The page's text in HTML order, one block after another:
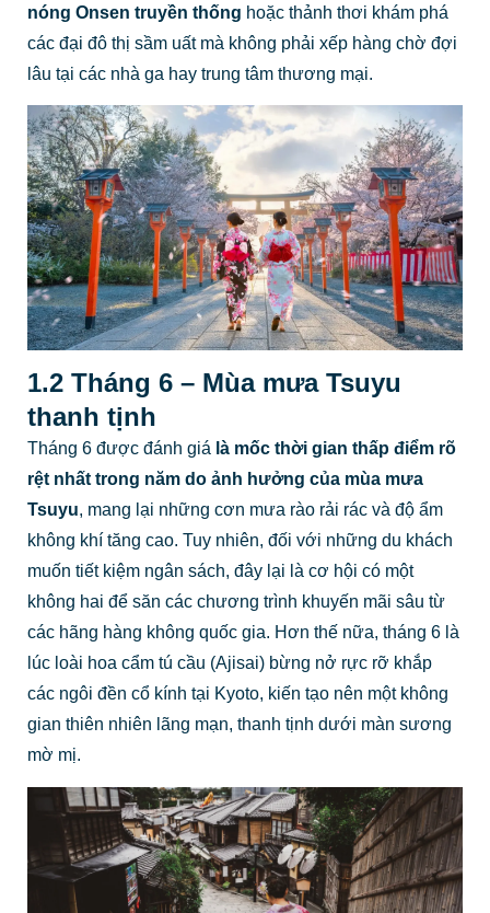
nóng Onsen truyền thống hoặc thảnh thơi khám phá
các đại đô thị sầm uất mà không phải xếp hàng chờ đợi
lâu tại các nhà ga hay trung tâm thương mại.
1.2 Tháng 6 – Mùa mưa Tsuyu
thanh tịnh
Tháng 6 được đánh giá là mốc thời gian thấp điểm rõ
rệt nhất trong năm do ảnh hưởng của mùa mưa
Tsuyu, mang lại những cơn mưa rào rải rác và độ ẩm
không khí tăng cao. Tuy nhiên, đối với những du khách
muốn tiết kiệm ngân sách, đây lại là cơ hội có một
không hai để săn các chương trình khuyến mãi sâu từ
các hãng hàng không quốc gia. Hơn thế nữa, tháng 6 là
lúc loài hoa cẩm tú cầu (Ajisai) bừng nở rực rỡ khắp
các ngôi đền cổ kính tại Kyoto, kiến tạo nên một không
gian thiên nhiên lãng mạn, thanh tịnh dưới màn sương
mờ mị.